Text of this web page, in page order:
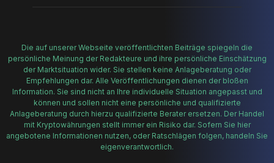
Die auf unserer Webseite veröffentlichten Beiträge spiegeln die
persönliche Meinung der Redakteure und ihre persönliche Einschätzung
der Marktsituation wider. Sie stellen keine Anlageberatung oder
Empfehlungen dar. Alle Veröffentlichungen dienen der bloßen
Information. Sie sind nicht an Ihre individuelle Situation angepasst und
können und sollen nicht eine persönliche und qualifizierte
Anlageberatung durch hierzu qualifizierte Berater ersetzen. Der Handel
mit Kryptowährungen stellt immer ein Risiko dar. Sofern Sie hier
angebotene Informationen nutzen, oder Ratschlägen folgen, handeln Sie
eigenverantwortlich.